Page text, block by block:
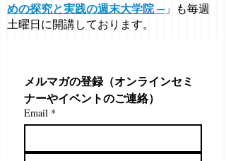
めの探究と実践の週末大学院 ─」も毎週
土曜日に開講しております。
メルマガの登録（オンラインセミ
ナーやイベントのご連絡）
Email *